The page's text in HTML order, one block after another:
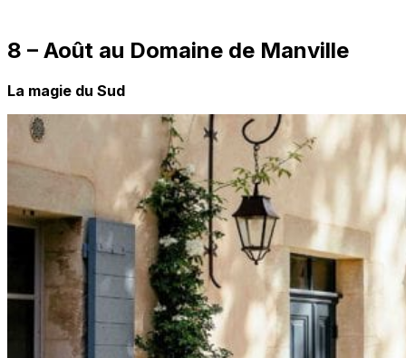
8 – Août au Domaine de Manville
La magie du Sud